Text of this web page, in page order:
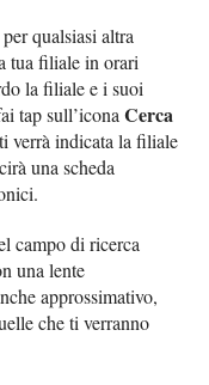
qualsiasi altra
tua filiale in orari
la filiale e i suoi
tap sull’iconaCerca
verrà indicata la filiale
una scheda
campo di ricerca
una lente
approssimativo,
che ti verranno